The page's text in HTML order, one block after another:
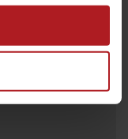
centro numerį